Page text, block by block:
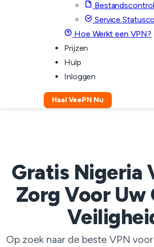
Service
Hoe Werkt een VPN?
Prijzen
Hulp
Inloggen
Haal VeePN Nu
Gratis Nigeria
Zorg Voor Uw
Op zoek naar de beste VPN